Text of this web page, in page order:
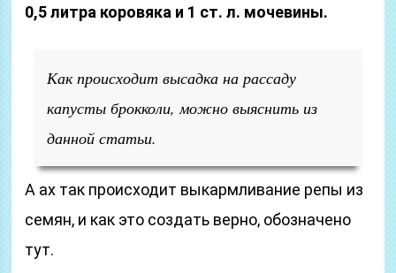
0,5 литра коровяка и 1 ст. л. мочевины.
Как происходит высадка на рассаду
капусты брокколи, можно выяснить из
данной статьи.
А ах так происходит выкармливание репы из
семян, и как это создать верно, обозначено
тут.